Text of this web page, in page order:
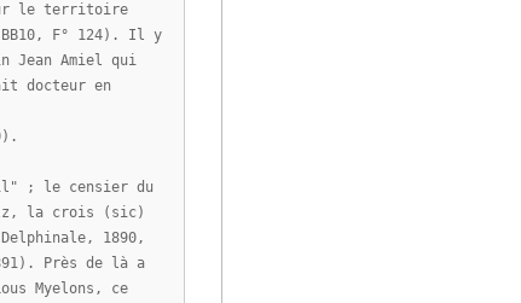
sur le territoire
F° 124). Il y
Jean Amiel qui
docteur en
; le censier du
la crois (sic)
1890,
Près de là a
Myelons, ce